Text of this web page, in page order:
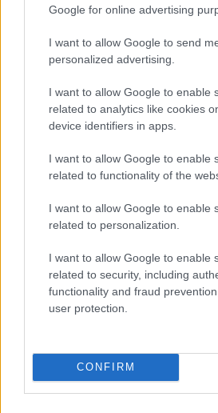
Google for online advertising
I want to allow Google to send
personalized advertising.
I want to allow Google to enable
related to analytics like cookies
device identifiers in apps.
I want to allow Google to enable
related to functionality of the
I want to allow Google to enable
related to personalization.
I want to allow Google to enable
related to security, including
functionality and fraud
user protection.
CONFIRM
Bárbara Rey sobre su
Senado: «Voy a ir»
Bárbara Rey ha asegurado a Isabel
GENTE
Risto Mejide, pillado con
“Ya no se esconden”